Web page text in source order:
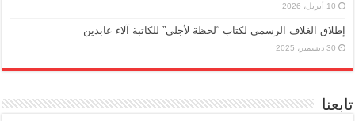
10 أبريل، 2026
إطلاق الغلاف الرسمي لكتاب “لحظة لأجلي” للكاتبة آلاء عابدين
30 ديسمبر، 2025
تابعنا